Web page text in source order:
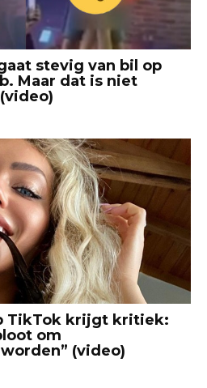
stevig van bil op
Maar dat is niet
TikTok krijgt kritiek:
om
(video)